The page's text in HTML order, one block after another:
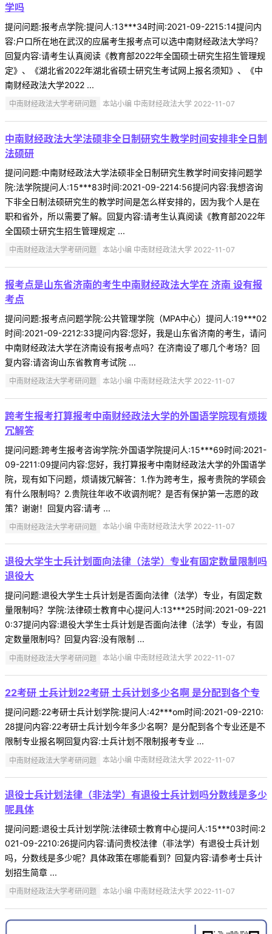
学吗
提问问题:报考点学院:提问人:13***34时间:2021-09-2215:14提问内
容:户口所在地在武汉的应届考生报考点可以选中南财经政法大学吗？
回复内容:请考生认真阅读《教育部2022年全国硕士研究生招生管理规
定》、《湖北省2022年湖北省硕士研究生考试网上报名须知》、《中
南财经政法大学2022 ...
中南财经政法大学考研问题 本站小编 中南财经政法大学 2022-11-07
中南财经政法大学法硕非全日制研究生教学时间安排非全日制
法硕研
提问问题:中南财经政法大学法硕非全日制研究生教学时间安排问题学
院:法学院提问人:15***83时间:2021-09-2214:56提问内容:我想咨询
下非全日制法硕研究生的教学时间是怎么样安排的，因为我个人是在
职和省外，所以需要了解。回复内容:请考生认真阅读《教育部2022年
全国硕士研究生招生管理规定 ...
中南财经政法大学考研问题 本站小编 中南财经政法大学 2022-11-07
报考点是山东省济南的考生中南财经政法大学在 济南 设有报
考点
提问问题:报考点问题学院:公共管理学院（MPA中心）提问人:19***02
时间:2021-09-2212:33提问内容:您好，我是山东省济南的考生，请问
中南财经政法大学在济南设有报考点吗？在济南设了哪几个考场？回
复内容:请咨询山东省教育考试院 ...
中南财经政法大学考研问题 本站小编 中南财经政法大学 2022-11-07
跨考生报考打算报考中南财经政法大学的外国语学院现有烦拨
冗解答
提问问题:跨考生报考咨询学院:外国语学院提问人:15***69时间:2021-
09-2211:09提问内容:您好，我打算报考中南财经政法大学的外国语学
院，现有如下问题，烦请拨冗解答：1.作为跨考生，报考贵院的学硕会
有什么限制吗？2.贵院往年收不收调剂呢？是否有保护第一志愿的政
策？谢谢！回复内容:请考 ...
中南财经政法大学考研问题 本站小编 中南财经政法大学 2022-11-07
退役大学生士兵计划面向法律（法学）专业有固定数量限制吗
退役大
提问问题:退役大学生士兵计划是否面向法律（法学）专业，有固定数
量限制吗？学院:法律硕士教育中心提问人:13***25时间:2021-09-221
0:37提问内容:退役大学生士兵计划是否面向法律（法学）专业，有固
定数量限制吗？回复内容:没有限制 ...
中南财经政法大学考研问题 本站小编 中南财经政法大学 2022-11-07
22考研 士兵计划22考研 士兵计划多少名啊 是分配到各个专
提问问题:22考研士兵计划学院:提问人:42***om时间:2021-09-2210:
28提问内容:22考研士兵计划今年多少名啊？是分配到各个专业还是不
限制专业报名啊回复内容:士兵计划不限制报考专业 ...
中南财经政法大学考研问题 本站小编 中南财经政法大学 2022-11-07
退役士兵计划法律（非法学）有退役士兵计划吗分数线是多少
呢具体
提问问题:退役士兵计划学院:法律硕士教育中心提问人:15***03时间:2
021-09-2210:26提问内容:请问贵校法律（非法学）有退役士兵计划
吗，分数线是多少呢？具体政策在哪能看到？回复内容:请参考士兵计
划招生简章 ...
中南财经政法大学考研问题 本站小编 中南财经政法大学 2022-11-07